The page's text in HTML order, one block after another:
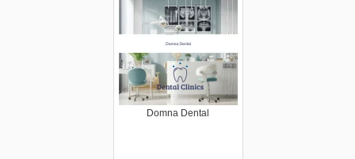
Domna Dental